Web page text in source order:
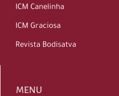
ICM Canelinha
ICM Graciosa
Revista Bodisatva
MENU